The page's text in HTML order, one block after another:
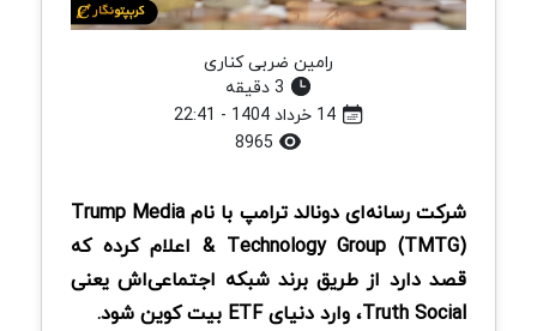
رامین ضربی کناری
14 خرداد 1404 - 22:41
شرکت رسانه‌ای دونالد ترامپ با نام Trump Media
& Technology Group (TMTG) اعلام کرده که
قصد دارد از طریق برند شبکه اجتماعی‌اش یعنی
Truth Social، وارد دنیای ETF بیت کوین شود.